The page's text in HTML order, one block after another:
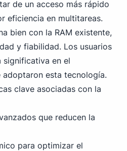
de un acceso más rápido
eficiencia en multitareas.
bien con la RAM existente,
y fiabilidad. Los usuarios
significativa en el
adoptaron esta tecnología.
clave asociadas con la
que reducen la
para optimizar el